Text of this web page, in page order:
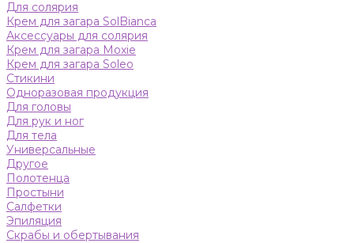
Для солярия
Крем для загара SolBianca
Аксессуары для солярия
Крем для загара Moxie
Крем для загара Soleo
Стикини
Одноразовая продукция
Для головы
Для рук и ног
Для тела
Универсальные
Другое
Полотенца
Простыни
Салфетки
Эпиляция
Скрабы и обертывания